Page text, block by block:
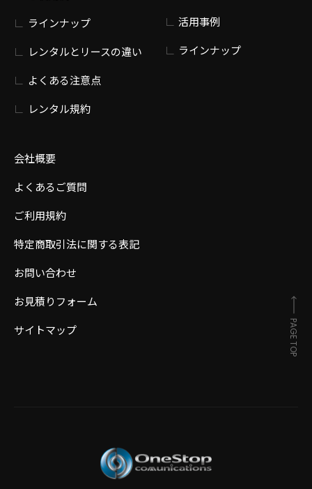
ラインナップ
レンタルとリースの違い
よくある注意点
レンタル規約
会社概要
よくあるご質問
ご利用規約
特定商取引法に関する表記
お問い合わせ
お見積りフォーム
サイトマップ
活用事例
ラインナップ
PAGE TOP